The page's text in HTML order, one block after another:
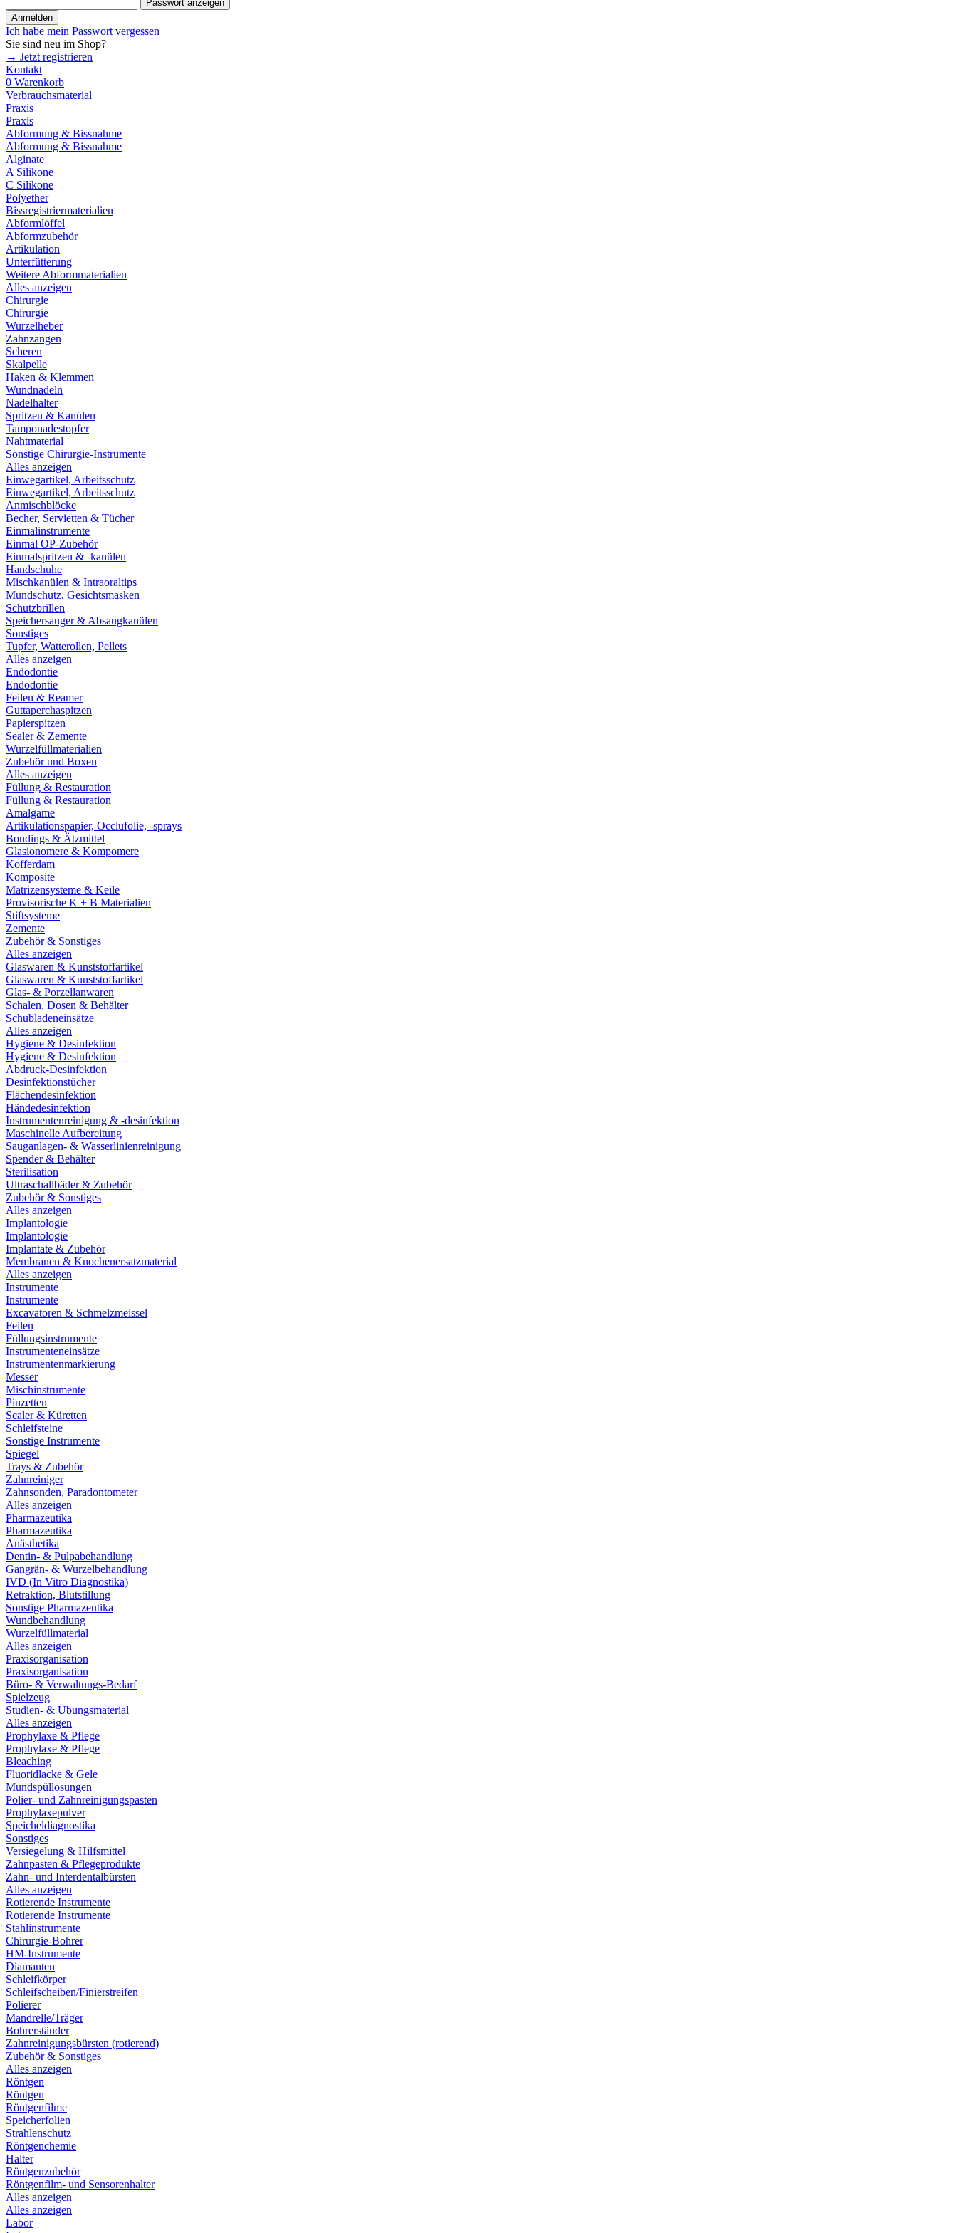
Passwort anzeigen
Anmelden
Ich habe mein Passwort vergessen
Sie sind neu im Shop?
→ Jetzt registrieren
Kontakt
0 Warenkorb
Verbrauchsmaterial
Praxis
Praxis
Abformung & Bissnahme
Abformung & Bissnahme
Alginate
A Silikone
C Silikone
Polyether
Bissregistriermaterialien
Abformlöffel
Abformzubehör
Artikulation
Unterfütterung
Weitere Abformmaterialien
Alles anzeigen
Chirurgie
Chirurgie
Wurzelheber
Zahnzangen
Scheren
Skalpelle
Haken & Klemmen
Wundnadeln
Nadelhalter
Spritzen & Kanülen
Tamponadestopfer
Nahtmaterial
Sonstige Chirurgie-Instrumente
Alles anzeigen
Einwegartikel, Arbeitsschutz
Einwegartikel, Arbeitsschutz
Anmischblöcke
Becher, Servietten & Tücher
Einmalinstrumente
Einmal OP-Zubehör
Einmalspritzen & -kanülen
Handschuhe
Mischkanülen & Intraoraltips
Mundschutz, Gesichtsmasken
Schutzbrillen
Speichersauger & Absaugkanülen
Sonstiges
Tupfer, Watterollen, Pellets
Alles anzeigen
Endodontie
Endodontie
Feilen & Reamer
Guttaperchaspitzen
Papierspitzen
Sealer & Zemente
Wurzelfüllmaterialien
Zubehör und Boxen
Alles anzeigen
Füllung & Restauration
Füllung & Restauration
Amalgame
Artikulationspapier, Occlufolie, -sprays
Bondings & Ätzmittel
Glasionomere & Kompomere
Kofferdam
Komposite
Matrizensysteme & Keile
Provisorische K + B Materialien
Stiftsysteme
Zemente
Zubehör & Sonstiges
Alles anzeigen
Glaswaren & Kunststoffartikel
Glaswaren & Kunststoffartikel
Glas- & Porzellanwaren
Schalen, Dosen & Behälter
Schubladeneinsätze
Alles anzeigen
Hygiene & Desinfektion
Hygiene & Desinfektion
Abdruck-Desinfektion
Desinfektionstücher
Flächendesinfektion
Händedesinfektion
Instrumentenreinigung & -desinfektion
Maschinelle Aufbereitung
Sauganlagen- & Wasserlinienreinigung
Spender & Behälter
Sterilisation
Ultraschallbäder & Zubehör
Zubehör & Sonstiges
Alles anzeigen
Implantologie
Implantologie
Implantate & Zubehör
Membranen & Knochenersatzmaterial
Alles anzeigen
Instrumente
Instrumente
Excavatoren & Schmelzmeissel
Feilen
Füllungsinstrumente
Instrumenteneinsätze
Instrumentenmarkierung
Messer
Mischinstrumente
Pinzetten
Scaler & Küretten
Schleifsteine
Sonstige Instrumente
Spiegel
Trays & Zubehör
Zahnreiniger
Zahnsonden, Paradontometer
Alles anzeigen
Pharmazeutika
Pharmazeutika
Anästhetika
Dentin- & Pulpabehandlung
Gangrän- & Wurzelbehandlung
IVD (In Vitro Diagnostika)
Retraktion, Blutstillung
Sonstige Pharmazeutika
Wundbehandlung
Wurzelfüllmaterial
Alles anzeigen
Praxisorganisation
Praxisorganisation
Büro- & Verwaltungs-Bedarf
Spielzeug
Studien- & Übungsmaterial
Alles anzeigen
Prophylaxe & Pflege
Prophylaxe & Pflege
Bleaching
Fluoridlacke & Gele
Mundspüllösungen
Polier- und Zahnreinigungspasten
Prophylaxepulver
Speicheldiagnostika
Sonstiges
Versiegelung & Hilfsmittel
Zahnpasten & Pflegeprodukte
Zahn- und Interdentalbürsten
Alles anzeigen
Rotierende Instrumente
Rotierende Instrumente
Stahlinstrumente
Chirurgie-Bohrer
HM-Instrumente
Diamanten
Schleifkörper
Schleifscheiben/Finierstreifen
Polierer
Mandrelle/Träger
Bohrerständer
Zahnreinigungsbürsten (rotierend)
Zubehör & Sonstiges
Alles anzeigen
Röntgen
Röntgen
Röntgenfilme
Speicherfolien
Strahlenschutz
Röntgenchemie
Halter
Röntgenzubehör
Röntgenfilm- und Sensorenhalter
Alles anzeigen
Alles anzeigen
Labor